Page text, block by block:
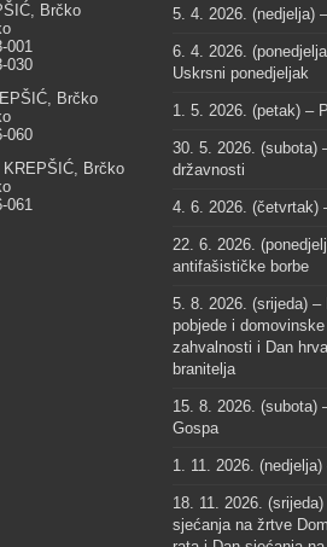
Brčko
001
030
Brčko
060
KREPŠIĆ, Brčko
061
5. 4. 2026. (nedjelja)
6. 4. 2026.
Uskrsni ponedjeljak
1. 5. 2026. (petak) –
30. 5. 2026. (subota)
državnosti
4. 6. 2026. (četvrtak)
22. 6. 2026.
antifašističke borbe
5. 8. 2026. (srijeda) –
pobjede i domovinske
zahvalnosti i Dan
branitelja
15. 8. 2026. (subota)
Gospa
1. 11. 2026.
18. 11. 2026.
sjećanja na žrtve